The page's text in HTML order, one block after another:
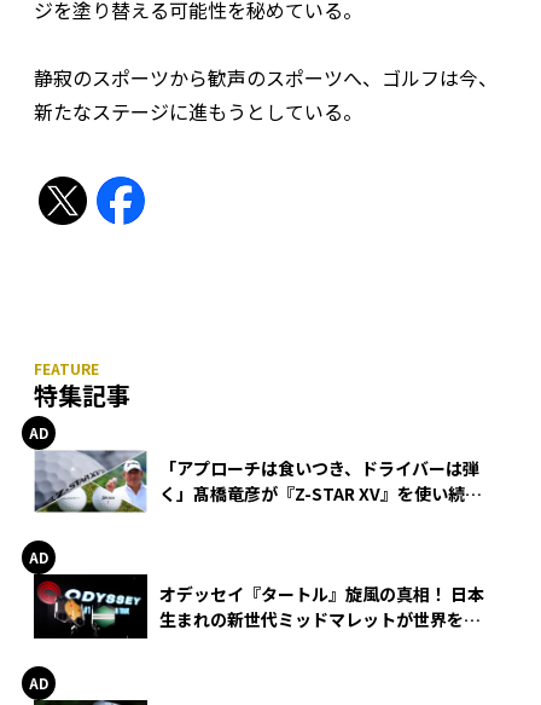
ジを塗り替える可能性を秘めている。
静寂のスポーツから歓声のスポーツへ、ゴルフは今、
新たなステージに進もうとしている。
特集記事
「アプローチは食いつき、ドライバーは弾
く」髙橋竜彦が『Z-STAR XV』を使い続け
オデッセイ『タートル』旋風の真相！ 日本
生まれの新世代ミッドマレットが世界を席